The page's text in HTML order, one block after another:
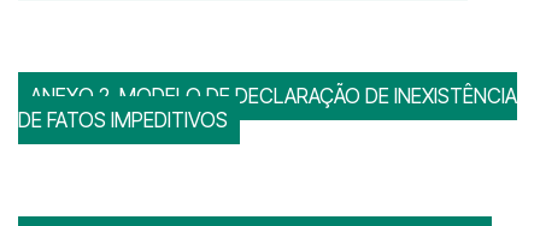
ANEXO 2_MODELO DE DECLARAÇÃO DE INEXISTÊNCIA
DE FATOS IMPEDITIVOS